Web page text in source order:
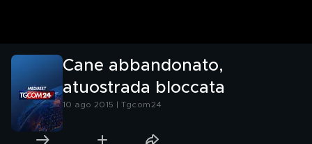
Cane abbandonato,
atuostrada bloccata
10 ago 2015 | Tgcom24